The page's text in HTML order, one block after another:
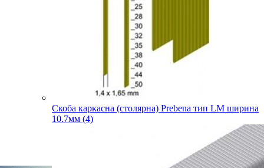
Скоба каркасна (столярна) Prebena тип LM ширина
10.7мм (4)